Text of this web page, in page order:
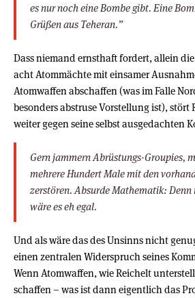
es nur noch eine Bombe gibt. Eine
Grüßen aus Teheran.”
Dass niemand ernsthaft fordert, allein
acht Atommächte mit einsamer
Atomwaffen abschaffen (was im Falle
besonders abstruse Vorstellung ist), stört
weiter gegen seine selbst ausgedachten
Gern jammern Abrüstungs-Groupies,
mehrere Hundert Male mit den
zerstören. Absurde Mathematik: Denn
wäre es eh egal.
Und als wäre das des Unsinns nicht
einen zentralen Widerspruch seines
Wenn Atomwaffen, wie Reichelt
schaffen – was ist dann eigentlich das